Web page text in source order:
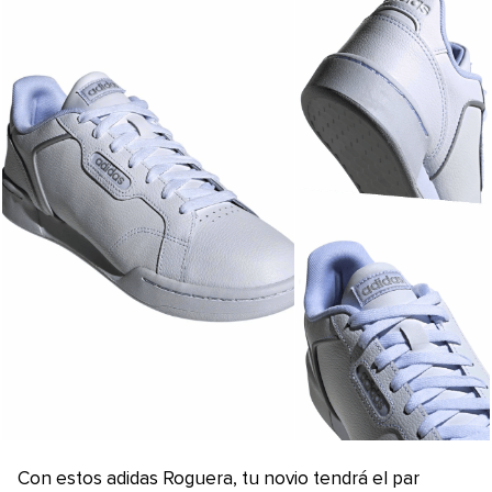
Con estos adidas Roguera, tu novio tendrá el par